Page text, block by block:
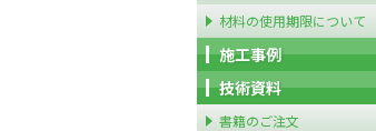
材料の使用期限について
施工事例
技術資料
書籍のご注文